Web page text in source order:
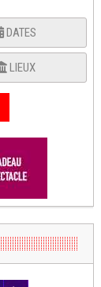
DATES
LIEUX